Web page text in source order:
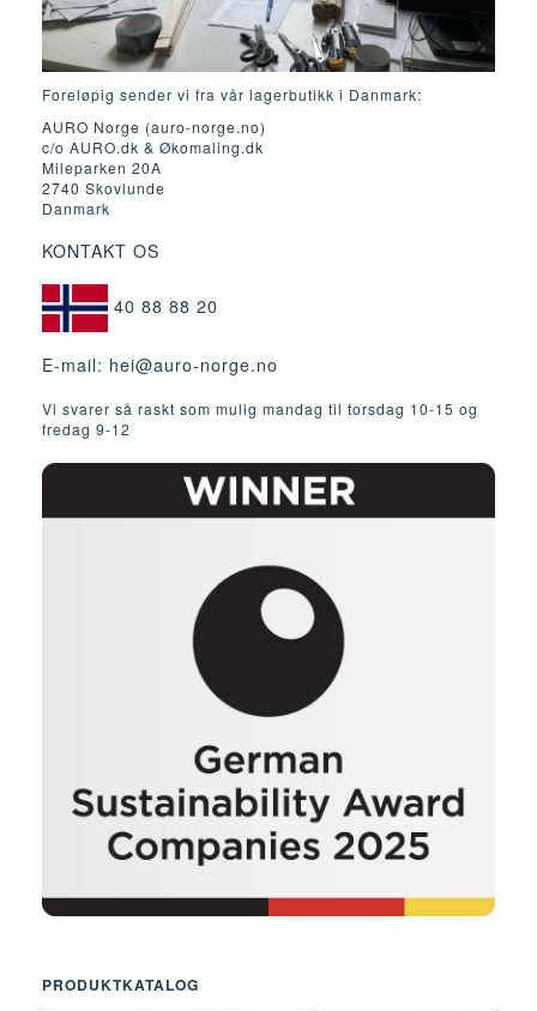
Foreløpig sender vi fra vår lagerbutikk i Danmark:
AURO Norge (auro-norge.no)
c/o AURO.dk & Økomaling.dk
Mileparken 20A
2740 Skovlunde
Danmark
KONTAKT OS
40 88 88 20
E-mail: hei@auro-norge.no
Vi svarer så raskt som mulig mandag til torsdag 10-15 og
fredag ​​9-12
PRODUKTKATALOG